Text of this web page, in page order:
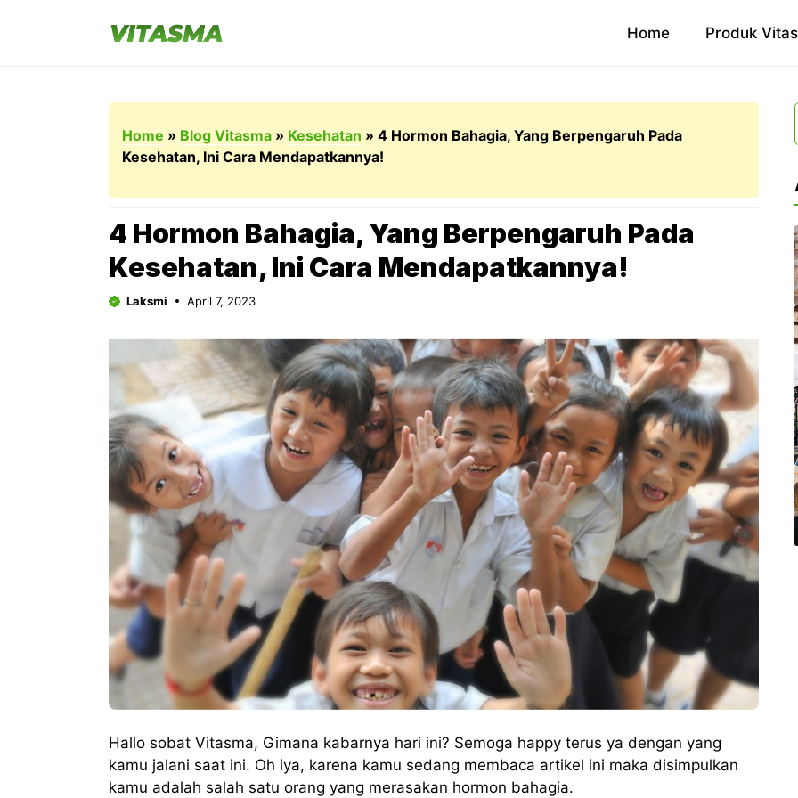
Home Produk
Home » Blog Vitasma » Kesehatan » 4 Hormon Bahagia, Yang Berpengaruh Pada
Kesehatan, Ini Cara Mendapatkannya!
4 Hormon Bahagia, Yang Berpengaruh Pada
Kesehatan, Ini Cara Mendapatkannya!
Laksmi April 7, 2023
Hallo sobat Vitasma, Gimana kabarnya hari ini? Semoga happy terus ya dengan yang
kamu jalani saat ini. Oh iya, karena kamu sedang membaca artikel ini maka disimpulkan
kamu adalah salah satu orang yang merasakan hormon bahagia.